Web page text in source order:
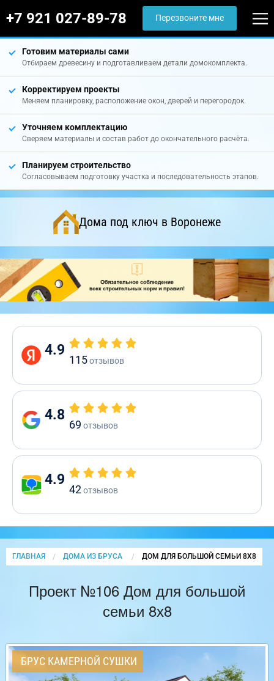
+7 921 027-89-78 Перезвоните мне
Готовим материалы сами
Отбираем древесину и подготавливаем детали домокомплекта.
Корректируем проекты
Меняем планировку, расположение окон, дверей и перегородок.
Уточняем комплектацию
Сверяем материалы и состав работ до окончательного расчёта.
Планируем строительство
Согласовываем подготовку участка и последовательность этапов.
Дома под ключ в Воронеже
4.9
115отзывов
4.8
69 отзывов
4.9
42отзывов
ГЛАВНАЯ ДОМА ИЗ БРУСА CURRENT:
ДОМ ДЛЯ БОЛЬШОЙ СЕМЬИ 8Х8
Проект №106 Дом для большой
семьи 8х8
БРУС КАМЕРНОЙ СУШКИ